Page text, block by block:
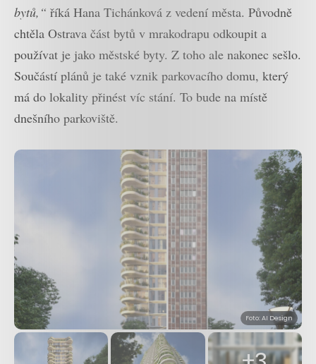
bytů,“ říká Hana Tichánková z vedení města. Původně
chtěla Ostrava část bytů v mrakodrapu odkoupit a
používat je jako městské byty. Z toho ale nakonec sešlo.
Součástí plánů je také vznik parkovacího domu, který
má do lokality přinést víc stání. To bude na místě
dnešního parkoviště.
Foto: AI Design